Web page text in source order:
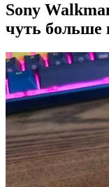
Sony
чуть больше